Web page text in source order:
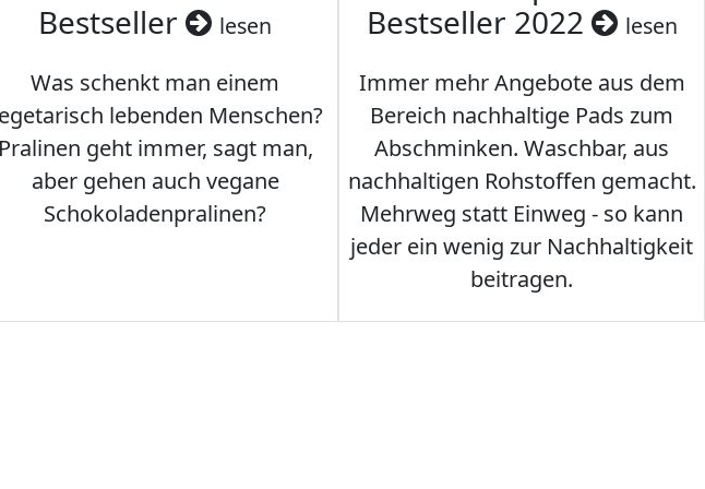
Bestseller
lesen
Was schenkt man einem
lebenden Menschen?
Pralinen geht immer, sagt man,
aber gehen auch vegane
Schokoladenpralinen?
Bestseller 2022
lesen
Immer mehr Angebote aus dem
Bereich nachhaltige Pads zum
Abschminken. Waschbar, aus
nachhaltigen Rohstoffen gemacht.
Mehrweg statt Einweg - so kann
jeder ein wenig zur Nachhaltigkeit
beitragen.